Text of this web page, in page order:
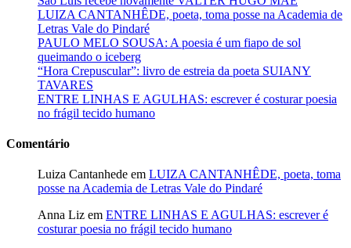
LUIZA CANTANHÊDE, poeta, toma posse na Academia de
Letras Vale do Pindaré
PAULO MELO SOUSA: A poesia é um fiapo de sol
queimando o iceberg
“Hora Crepuscular”: livro de estreia da poeta SUIANY
TAVARES
ENTRE LINHAS E AGULHAS: escrever é costurar poesia
no frágil tecido humano
Comentário
Luiza Cantanhede em LUIZA CANTANHÊDE, poeta, toma
posse na Academia de Letras Vale do Pindaré
Anna Liz em ENTRE LINHAS E AGULHAS: escrever é
costurar poesia no frágil tecido humano